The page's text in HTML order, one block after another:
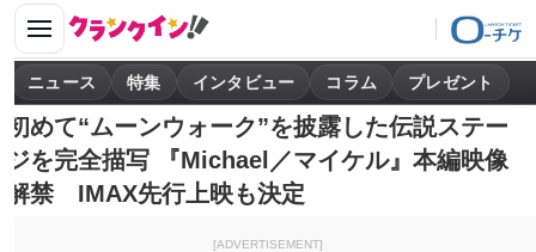
ニュース 特集 インタビュー コラム プレゼント
初めて“ムーンウォーク”を披露した伝説ステー
ジを完全描写 『Michael／マイケル』本編映像
解禁 IMAX先行上映も決定
[ADVERTISEMENT]